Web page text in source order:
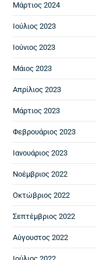
Μάρτιος 2024
Ιούλιος 2023
Ιούνιος 2023
Μάιος 2023
Απρίλιος 2023
Μάρτιος 2023
Φεβρουάριος 2023
Ιανουάριος 2023
Νοέμβριος 2022
Οκτώβριος 2022
Σεπτέμβριος 2022
Αύγουστος 2022